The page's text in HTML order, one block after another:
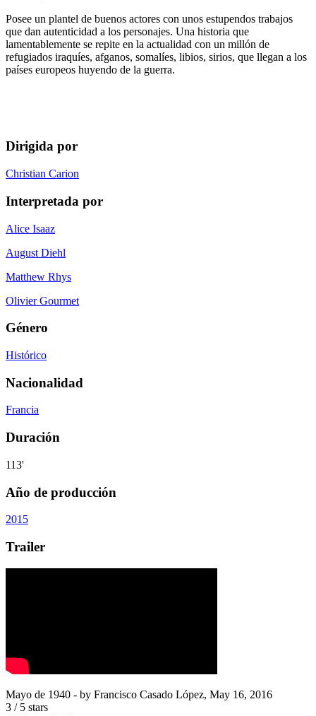
Posee un plantel de buenos actores con unos estupendos trabajos
que dan autenticidad a los personajes. Una historia que
lamentablemente se repite en la actualidad con un millón de
refugiados iraquíes, afganos, somalíes, libios, sirios, que llegan a los
países europeos huyendo de la guerra.
Dirigida por
Christian Carion
Interpretada por
Alice Isaaz
August Diehl
Matthew Rhys
Olivier Gourmet
Género
Histórico
Nacionalidad
Francia
Duración
113'
Año de producción
2015
Trailer
Mayo de 1940 - by Francisco Casado López, May 16, 2016
3 / 5 stars